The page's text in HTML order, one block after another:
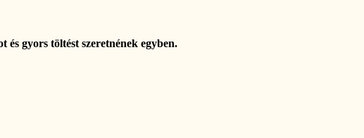
és gyors töltést szeretnének egyben.